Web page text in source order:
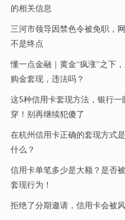
的相关信息
三河市领导因禁色令被免职，
不是终点
懂一点金融｜黄金“疯涨”之下
购金套现，违法吗？
这5种信用卡套现方法，银行一
穿！别再继续犯傻了
在杭州信用卡正确的套现方式
什么？
信用卡单笔多少是大额？是否
套现行为！
拒绝了分期邀请，信用卡会被